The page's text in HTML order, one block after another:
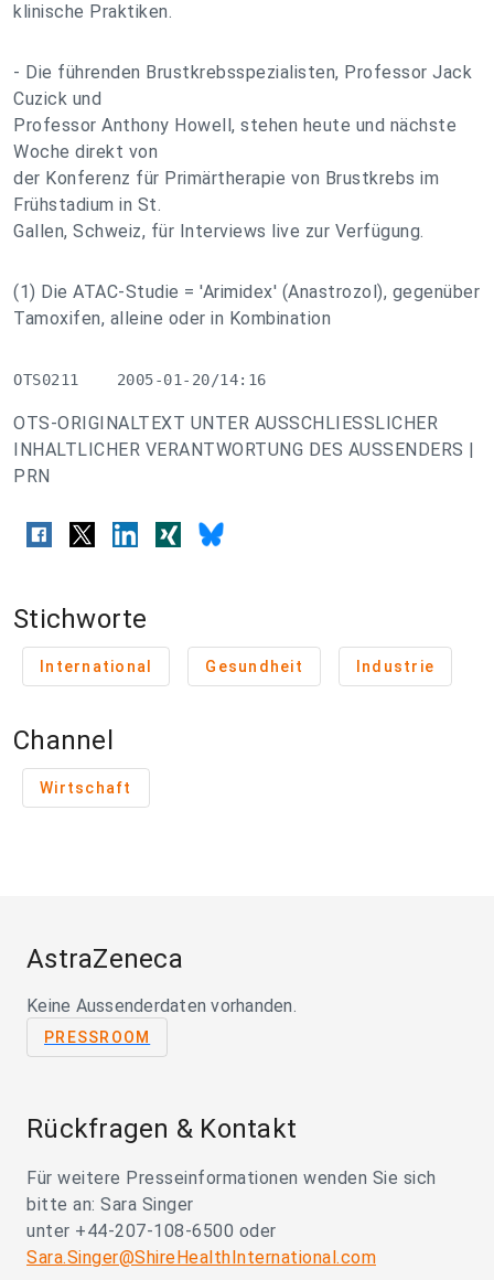
klinische Praktiken.
- Die führenden Brustkrebsspezialisten, Professor Jack
Cuzick und
Professor Anthony Howell, stehen heute und nächste
Woche direkt von
der Konferenz für Primärtherapie von Brustkrebs im
Frühstadium in St.
Gallen, Schweiz, für Interviews live zur Verfügung.
(1) Die ATAC-Studie = 'Arimidex' (Anastrozol), gegenüber
Tamoxifen, alleine oder in Kombination
OTS0211    2005-01-20/14:16
OTS-ORIGINALTEXT UNTER AUSSCHLIESSLICHER
INHALTLICHER VERANTWORTUNG DES AUSSENDERS |
PRN
Stichworte
International Gesundheit Industrie
Channel
Wirtschaft
AstraZeneca
Keine Aussenderdaten vorhanden.
PRESSROOM
Rückfragen & Kontakt
Für weitere Presseinformationen wenden Sie sich
bitte an: Sara Singer
unter +44-207-108-6500 oder
Sara.Singer@ShireHealthInternational.com